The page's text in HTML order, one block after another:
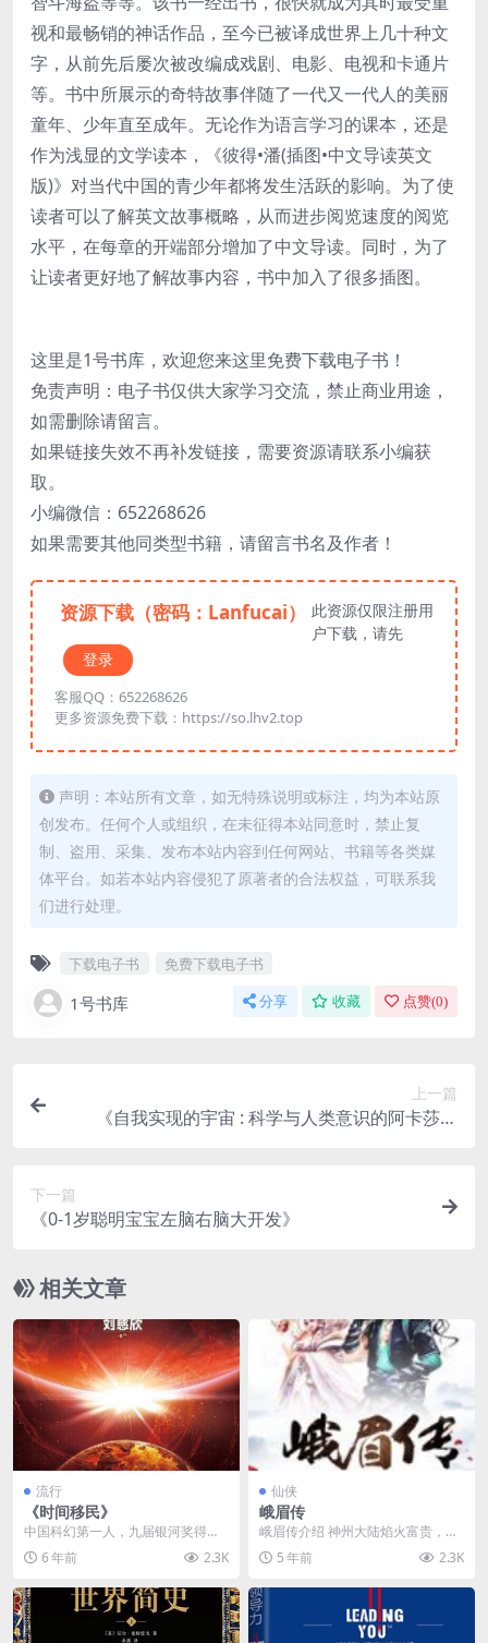
视和最畅销的神话作品，至今已被译成世界上几十种文
字，从前先后屡次被改编成戏剧、电影、电视和卡通片
等。书中所展示的奇特故事伴随了一代又一代人的美丽
童年、少年直至成年。无论作为语言学习的课本，还是
作为浅显的文学读本，《彼得•潘(插图•中文导读英文
版)》对当代中国的青少年都将发生活跃的影响。为了使
读者可以了解英文故事概略，从而进步阅览速度的阅览
水平，在每章的开端部分增加了中文导读。同时，为了
让读者更好地了解故事内容，书中加入了很多插图。
这里是1号书库，欢迎您来这里免费下载电子书！
免责声明：电子书仅供大家学习交流，禁止商业用途，
如需删除请留言。
如果链接失效不再补发链接，需要资源请联系小编获
取。
小编微信：652268626
如果需要其他同类型书籍，请留言书名及作者！
资源下载（密码：Lanfucai）
此资源仅限注册用
户下载，请先
登录
客服QQ：652268626
更多资源免费下载：https://so.lhv2.top
声明：本站所有文章，如无特殊说明或标注，均为本站原
创发布。任何个人或组织，在未征得本站同意时，禁止复
制、盗用、采集、发布本站内容到任何网站、书籍等各类媒
体平台。如若本站内容侵犯了原著者的合法权益，可联系我
们进行处理。
下载电子书 免费下载电子书
1号书库 分享 收藏 点赞(0)
上一篇
《自我实现的宇宙 : 科学与人类意识的阿卡莎革
下一篇
《0-1岁聪明宝宝左脑右脑大开发》
相关文章
流行
《时间移民》
中国科幻第一人，九届银河奖得
主，《三体》作者刘慈欣作品。未
来，迫于环境恶化和人口...
6 年前 2.3K
仙侠
峨眉传
峨眉传介绍 神州大陆焰火富贵，而
在神州的名川大山中，传说有修仙
之人能吸取山峦灵气...
5 年前 2.3K